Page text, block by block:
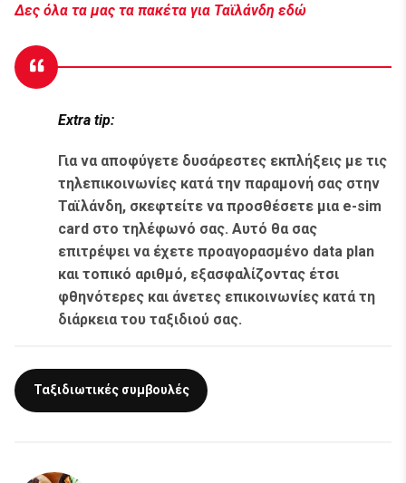
Δες όλα τα μας τα πακέτα για Ταϊλάνδη εδώ
Extra tip:
Για να αποφύγετε δυσάρεστες εκπλήξεις με τις
τηλεπικοινωνίες κατά την παραμονή σας στην
Ταϊλάνδη, σκεφτείτε να προσθέσετε μια e-sim
card στο τηλέφωνό σας. Αυτό θα σας
επιτρέψει να έχετε προαγορασμένο data plan
και τοπικό αριθμό, εξασφαλίζοντας έτσι
φθηνότερες και άνετες επικοινωνίες κατά τη
διάρκεια του ταξιδιού σας.
Ταξιδιωτικές συμβουλές